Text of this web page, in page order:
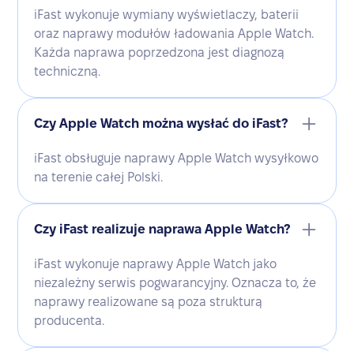
iFast wykonuje wymiany wyświetlaczy, baterii
oraz naprawy modułów ładowania Apple Watch.
Każda naprawa poprzedzona jest diagnozą
techniczną.
Czy Apple Watch można wysłać do iFast?
iFast obsługuje naprawy Apple Watch wysyłkowo
na terenie całej Polski.
Czy iFast realizuje naprawa Apple Watch?
iFast wykonuje naprawy Apple Watch jako
niezależny serwis pogwarancyjny. Oznacza to, że
naprawy realizowane są poza strukturą
producenta.